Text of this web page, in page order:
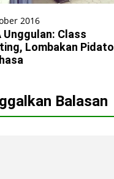
2016
Unggulan: Class
Lombakan Pidato
Balasan